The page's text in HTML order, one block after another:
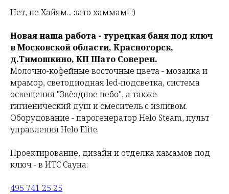
Нет, не Хайям... зато хаммам! :)
Новая наша работа - турецкая баня под ключ
в Московской области, Красногорск,
д.Тимошкино, КП Шато Соверен.
Молочно-кофейные восточные цвета - мозаика и
мрамор, светодиодная led-подсветка, система
освещения "Звёздное небо", а также
гигиенический душ и смеситель с изливом.
Оборудование - парогенератор Helo Steam, пульт
управления Helo Elite.
Проектирование, дизайн и отделка хамамов под
ключ - в ИТС Сауна:
495 741 25 25